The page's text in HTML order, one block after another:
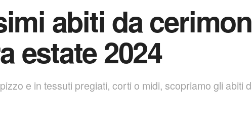
abiti da
estate 2024
e in tessuti pregiati, corti o midi, scopriamo gli abiti